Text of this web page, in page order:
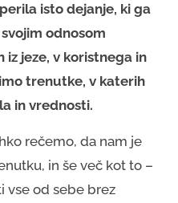
isto dejanje, ki ga
odnosom
jeze, v koristnega in
trenutke, v katerih
in vrednosti.
rečemo, da nam je
in še več kot to –
vse od sebe brez